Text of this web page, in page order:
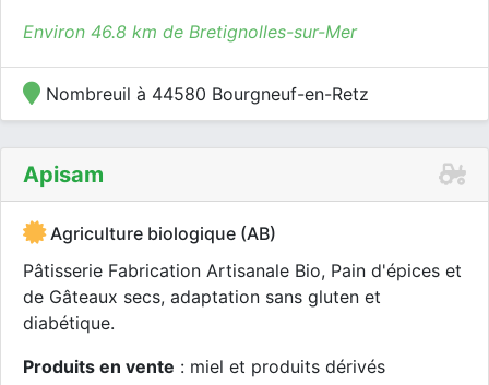
Environ 46.8 km de Bretignolles-sur-Mer
Nombreuil à 44580 Bourgneuf-en-Retz
Apisam
Agriculture biologique (AB)
Pâtisserie Fabrication Artisanale Bio, Pain d'épices et
de Gâteaux secs, adaptation sans gluten et
diabétique.
Produits en vente : miel et produits dérivés